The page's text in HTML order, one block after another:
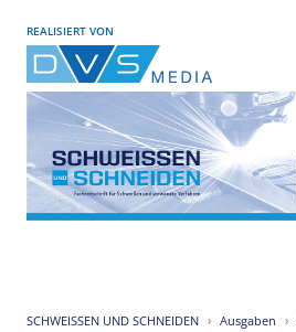
REALISIERT VON
SCHWEISSEN UND SCHNEIDEN Ausgaben